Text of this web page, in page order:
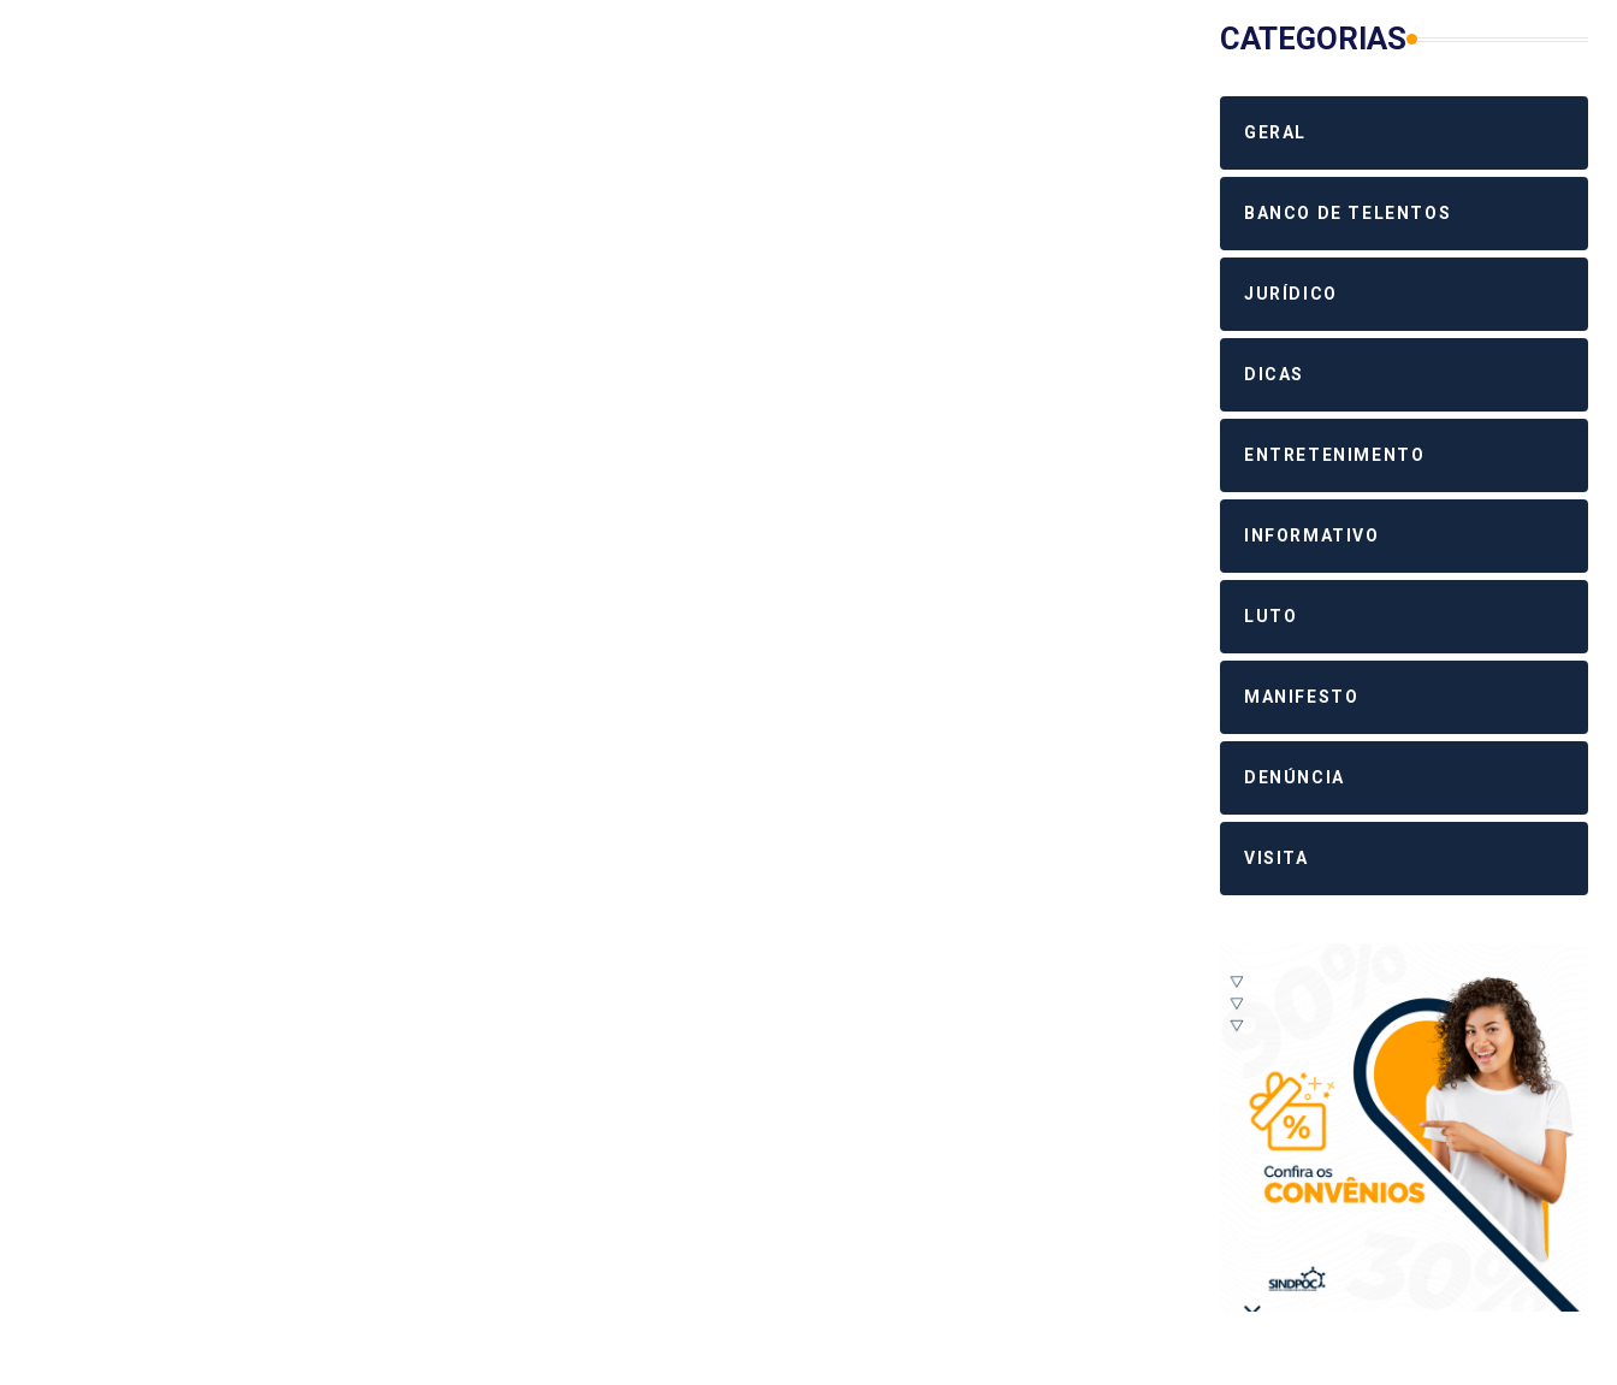
CATEGORIAS
GERAL
BANCO DE TELENTOS
JURÍDICO
DICAS
ENTRETENIMENTO
INFORMATIVO
LUTO
MANIFESTO
DENÚNCIA
VISITA